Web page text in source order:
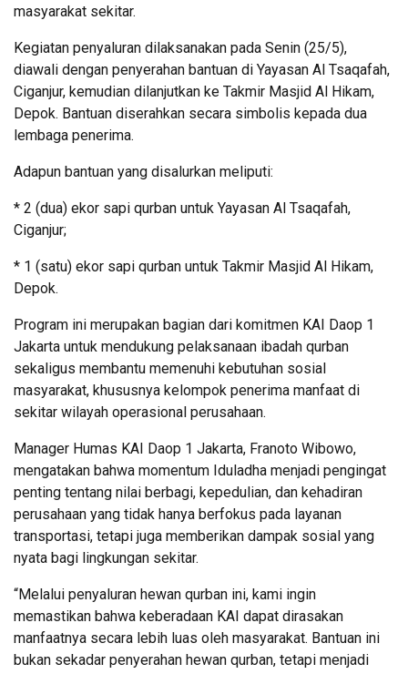
masyarakat sekitar.
Kegiatan penyaluran dilaksanakan pada Senin (25/5),
diawali dengan penyerahan bantuan di Yayasan Al Tsaqafah,
Ciganjur, kemudian dilanjutkan ke Takmir Masjid Al Hikam,
Depok. Bantuan diserahkan secara simbolis kepada dua
lembaga penerima.
Adapun bantuan yang disalurkan meliputi:
* 2 (dua) ekor sapi qurban untuk Yayasan Al Tsaqafah,
Ciganjur;
* 1 (satu) ekor sapi qurban untuk Takmir Masjid Al Hikam,
Depok.
Program ini merupakan bagian dari komitmen KAI Daop 1
Jakarta untuk mendukung pelaksanaan ibadah qurban
sekaligus membantu memenuhi kebutuhan sosial
masyarakat, khususnya kelompok penerima manfaat di
sekitar wilayah operasional perusahaan.
Manager Humas KAI Daop 1 Jakarta, Franoto Wibowo,
mengatakan bahwa momentum Iduladha menjadi pengingat
penting tentang nilai berbagi, kepedulian, dan kehadiran
perusahaan yang tidak hanya berfokus pada layanan
transportasi, tetapi juga memberikan dampak sosial yang
nyata bagi lingkungan sekitar.
“Melalui penyaluran hewan qurban ini, kami ingin
memastikan bahwa keberadaan KAI dapat dirasakan
manfaatnya secara lebih luas oleh masyarakat. Bantuan ini
bukan sekadar penyerahan hewan qurban, tetapi menjadi